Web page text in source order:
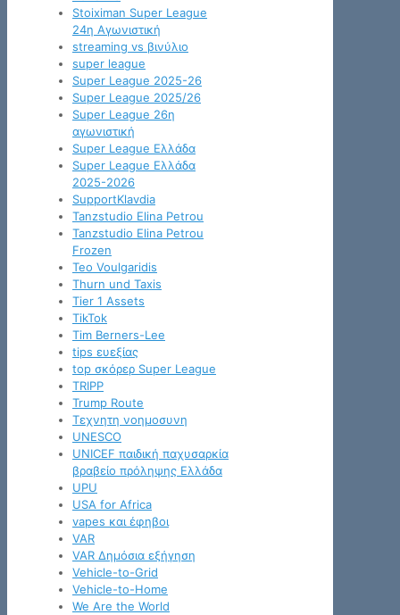
Stoiximan Super League
24η Αγωνιστική
streaming vs βινύλιο
super league
Super League 2025-26
Super League 2025/26
Super League 26η
αγωνιστική
Super League Ελλάδα
Super League Ελλάδα
2025-2026
SupportKlavdia
Tanzstudio Elina Petrou
Tanzstudio Elina Petrou
Frozen
Teo Voulgaridis
Thurn und Taxis
Tier 1 Assets
TikTok
Tim Berners-Lee
tips ευεξίας
top σκόρερ Super League
TRIPP
Trump Route
Tεχνητη νοημοσυνη
UNESCO
UNICEF παιδική παχυσαρκία
βραβείο πρόληψης Ελλάδα
UPU
USA for Africa
vapes και έφηβοι
VAR
VAR Δημόσια εξήγηση
Vehicle-to-Grid
Vehicle-to-Home
We Are the World